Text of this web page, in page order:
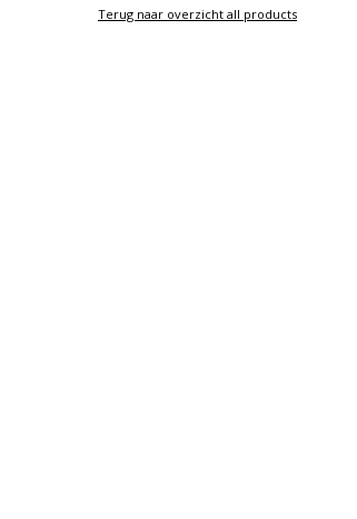
Terug naar overzicht all products